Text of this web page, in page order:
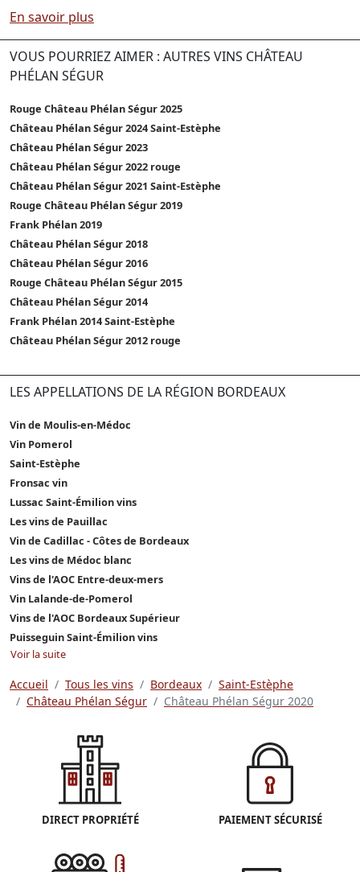
En savoir plus
VOUS POURRIEZ AIMER : AUTRES VINS CHÂTEAU
PHÉLAN SÉGUR
Rouge Château Phélan Ségur 2025
Château Phélan Ségur 2024 Saint-Estèphe
Château Phélan Ségur 2023
Château Phélan Ségur 2022 rouge
Château Phélan Ségur 2021 Saint-Estèphe
Rouge Château Phélan Ségur 2019
Frank Phélan 2019
Château Phélan Ségur 2018
Château Phélan Ségur 2016
Rouge Château Phélan Ségur 2015
Château Phélan Ségur 2014
Frank Phélan 2014 Saint-Estèphe
Château Phélan Ségur 2012 rouge
LES APPELLATIONS DE LA RÉGION BORDEAUX
Vin de Moulis-en-Médoc
Vin Pomerol
Saint-Estèphe
Fronsac vin
Lussac Saint-Émilion vins
Les vins de Pauillac
Vin de Cadillac - Côtes de Bordeaux
Les vins de Médoc blanc
Vins de l'AOC Entre-deux-mers
Vin Lalande-de-Pomerol
Vins de l'AOC Bordeaux Supérieur
Puisseguin Saint-Émilion vins
Voir la suite
Accueil Tous les vins Bordeaux
Saint-Estèphe
Château Phélan Ségur
Château Phélan Ségur 2020
DIRECT PROPRIÉTÉ PAIEMENT SÉCURISÉ